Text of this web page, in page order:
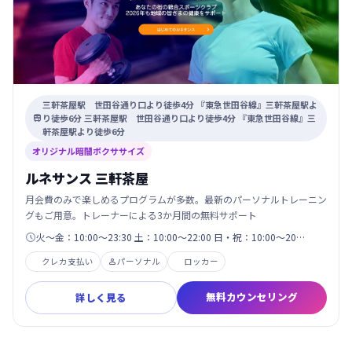

三軒茶屋駅 世田谷通り口より徒歩4分 『東急世田谷線』三軒茶屋駅よ
り徒歩6分 三軒茶屋駅 世田谷通り口より徒歩4分 『東急世田谷線』三
軒茶屋駅より徒歩6分
オリジナル暗闇ボクササイズ
ルネサンス 三軒茶屋
月会費のみで楽しめるプログラムが多数。最新のパーソナルトレーニン
グもご用意。トレーナーによる3か月間の無料サポート
火～金：10:00～23:30 土：10:00～22:00 日・祝：10:00～20…
クレカ支払い パーソナル ロッカー
詳しく見る 無料カウンセリング